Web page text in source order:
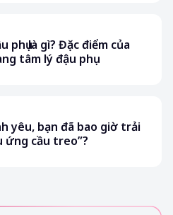
phụ là gì? Đặc điểm của
tâm lý đậu phụ
yêu, bạn đã bao giờ trải
ứng cầu treo”?